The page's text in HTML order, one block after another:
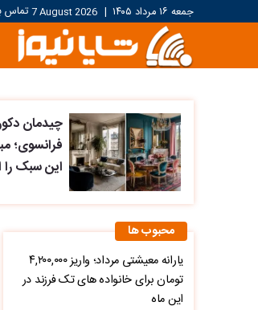
جمعه ۱۶ مرداد ۱۴۰۵ |
7 August 2026تماس
چیدمان
فرانسوی؛
این سبک را
محبوب ها
یارانه معیشتی مرداد؛ واریز ۴,۲۰۰,۰۰۰
تومان برای خانواده های تک فرزند در
این ماه